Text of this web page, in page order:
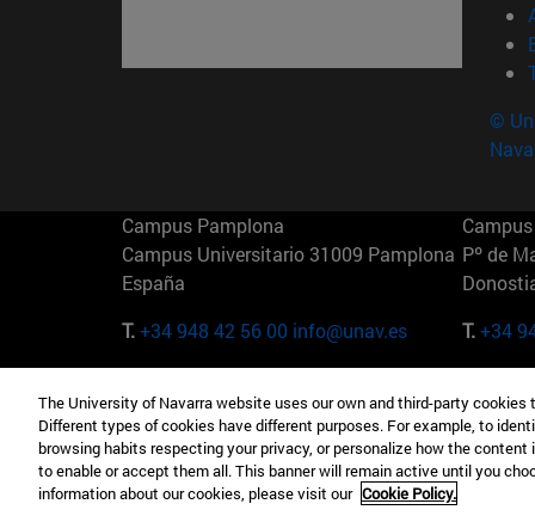
©
Campus Pamplona
Campus Universitario 31009 Pamplona
España
T.+34 948 42 56 00 info@unav.es
Pº de
T.+34
Camino del Cerro Águila 3 28023
Madrid España
T.+34 912 11 30 00
165 W
EE.UU
T.+1
The University of Navarra website uses our own and third-party
Different types of cookies have different purposes. For example, to
browsing habits respecting your privacy, or personalize how the
to enable or accept them all. This banner will remain active until you
information about our cookies, please visit our Cookie Policy.